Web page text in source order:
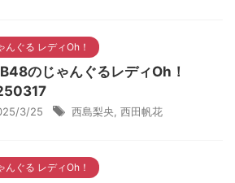
んぐる レディOh！
のじゃんぐるレディOh！
3/25 西島梨央 西田帆花
んぐる レディOh！